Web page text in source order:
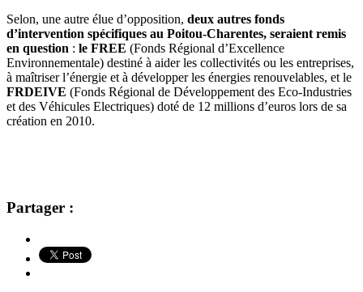
Selon, une autre élue d’opposition, deux autres fonds
d’intervention spécifiques au Poitou-Charentes, seraient remis
en question : le FREE (Fonds Régional d’Excellence
Environnementale) destiné à aider les collectivités ou les entreprises,
à maîtriser l’énergie et à développer les énergies renouvelables, et le
FRDEIVE (Fonds Régional de Développement des Eco-Industries
et des Véhicules Electriques) doté de 12 millions d’euros lors de sa
création en 2010.
Partager :